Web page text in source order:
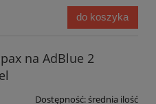
do koszyka
na AdBlue 2
Dostępność:średnia ilość